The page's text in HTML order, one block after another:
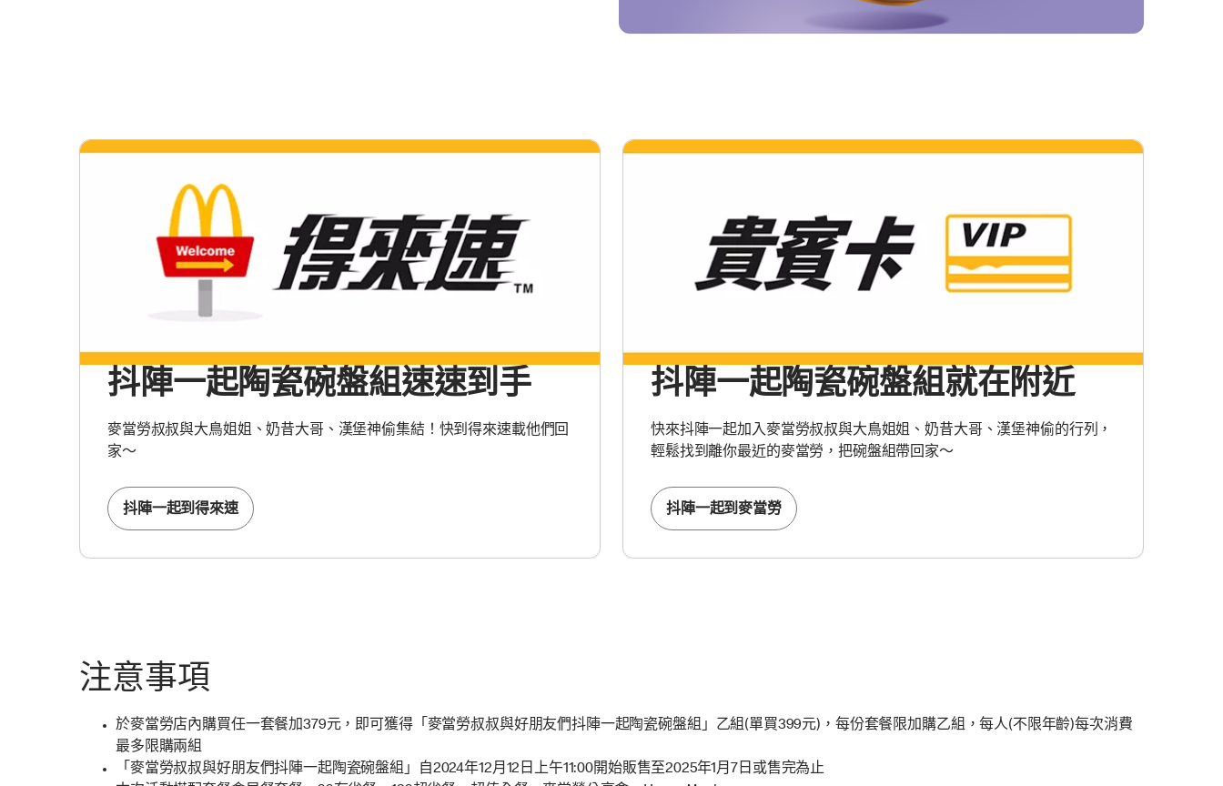
抖陣一起陶瓷碗盤組速速到手
麥當勞叔叔與大鳥姐姐、奶昔大哥、漢堡神偷集結！快到得來速載他們回
家～
抖陣一起到得來速
抖陣一起陶瓷碗盤組就在附近
快來抖陣一起加入麥當勞叔叔與大鳥姐姐、奶昔大哥、漢堡神偷的行列，
輕鬆找到離你最近的麥當勞，把碗盤組帶回家～
抖陣一起到麥當勞
注意事項
於麥當勞店內購買任一套餐加379元，即可獲得「麥當勞叔叔與好朋友們抖陣一起陶瓷碗盤組」乙組(單買399元)，每份套餐限加購乙組，每人(不限年齡)每次消費
最多限購兩組
「麥當勞叔叔與好朋友們抖陣一起陶瓷碗盤組」自2024年​12月12日上午11:00開始販售至2025年​1月7日或售完為止